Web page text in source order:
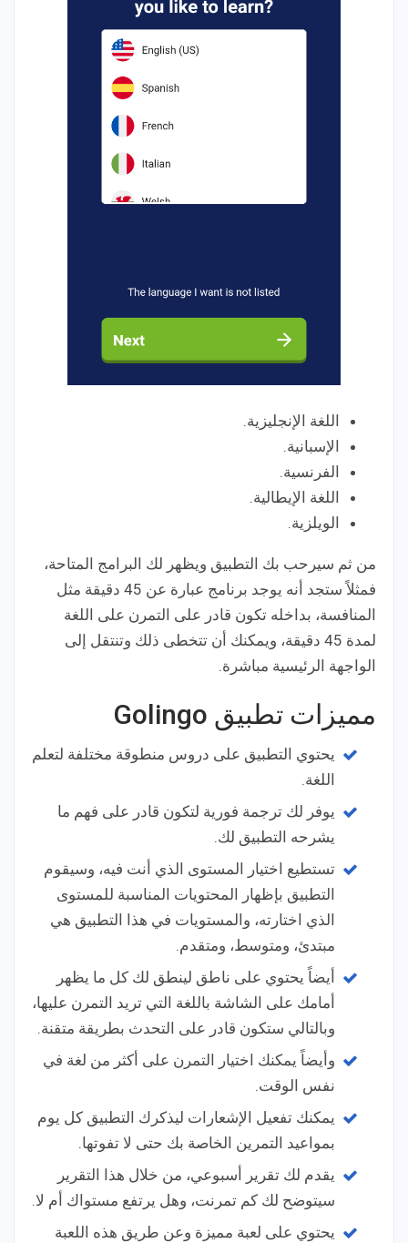
اللغة الإنجليزية.
الإسبانية.
الفرنسية.
اللغة الإيطالية.
الويلزية.
من ثم سيرحب بك التطبيق ويظهر لك البرامج المتاحة،
فمثلاً ستجد أنه يوجد برنامج عبارة عن 45 دقيقة مثل
المنافسة، بداخله تكون قادر على التمرن على اللغة
لمدة 45 دقيقة، ويمكنك أن تتخطى ذلك وتنتقل إلى
الواجهة الرئيسية مباشرة.
مميزات تطبيق Golingo
يحتوي التطبيق على دروس منطوقة مختلفة لتعلم
اللغة.
يوفر لك ترجمة فورية لتكون قادر على فهم ما
يشرحه التطبيق لك.
تستطيع اختيار المستوى الذي أنت فيه، وسيقوم
التطبيق بإظهار المحتويات المناسبة للمستوى
الذي اختارته، والمستويات في هذا التطبيق هي
مبتدئ، ومتوسط، ومتقدم.
أيضاً يحتوي على ناطق لينطق لك كل ما يظهر
أمامك على الشاشة باللغة التي تريد التمرن عليها،
وبالتالي ستكون قادر على التحدث بطريقة متقنة.
وأيضاً يمكنك اختيار التمرن على أكثر من لغة في
نفس الوقت.
يمكنك تفعيل الإشعارات ليذكرك التطبيق كل يوم
بمواعيد التمرين الخاصة بك حتى لا تفوتها.
يقدم لك تقرير أسبوعي، من خلال هذا التقرير
سيتوضح لك كم تمرنت، وهل يرتفع مستواك أم لا.
يحتوي على لعبة مميزة وعن طريق هذه اللعبة